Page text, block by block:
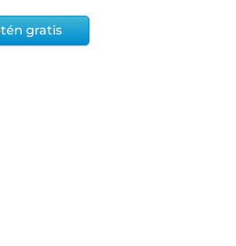
gratis